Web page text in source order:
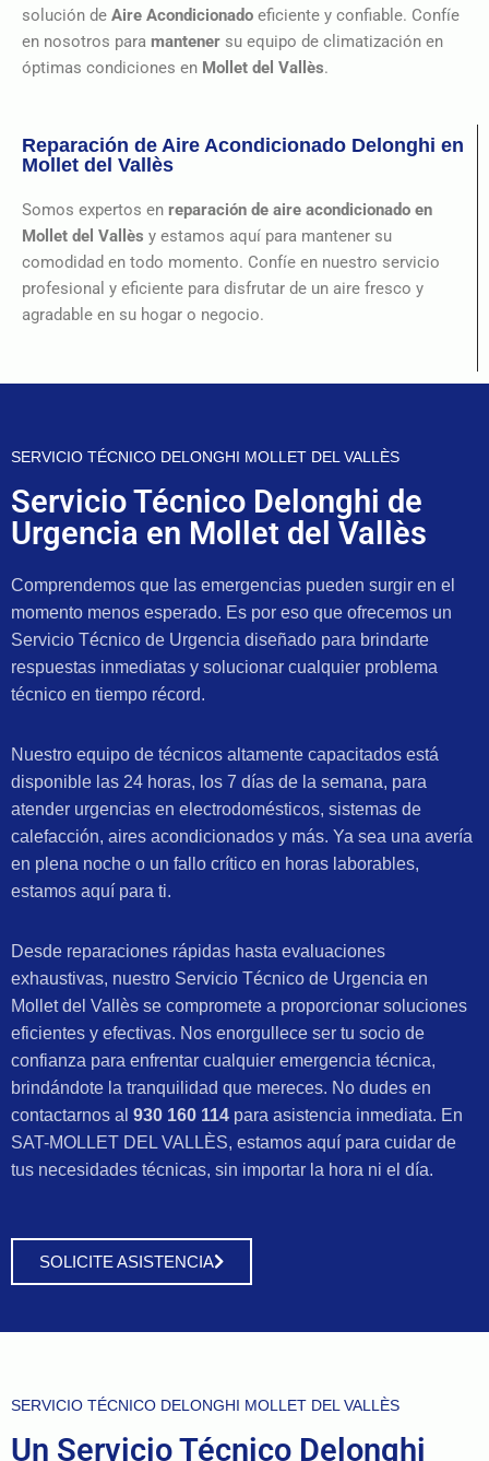
solución de Aire Acondicionado eficiente y confiable. Confíe
en nosotros para mantener su equipo de climatización en
óptimas condiciones en Mollet del Vallès.
Reparación de Aire Acondicionado Delonghi en
Mollet del Vallès
Somos expertos en reparación de aire acondicionado en
Mollet del Vallès y estamos aquí para mantener su
comodidad en todo momento. Confíe en nuestro servicio
profesional y eficiente para disfrutar de un aire fresco y
agradable en su hogar o negocio.
SERVICIO TÉCNICO DELONGHI MOLLET DEL VALLÈS
Servicio Técnico Delonghi de
Urgencia en Mollet del Vallès
Comprendemos que las emergencias pueden surgir en el
momento menos esperado. Es por eso que ofrecemos un
Servicio Técnico de Urgencia diseñado para brindarte
respuestas inmediatas y solucionar cualquier problema
técnico en tiempo récord.
Nuestro equipo de técnicos altamente capacitados está
disponible las 24 horas, los 7 días de la semana, para
atender urgencias en electrodomésticos, sistemas de
calefacción, aires acondicionados y más. Ya sea una avería
en plena noche o un fallo crítico en horas laborables,
estamos aquí para ti.
Desde reparaciones rápidas hasta evaluaciones
exhaustivas, nuestro Servicio Técnico de Urgencia en
Mollet del Vallès se compromete a proporcionar soluciones
eficientes y efectivas. Nos enorgullece ser tu socio de
confianza para enfrentar cualquier emergencia técnica,
brindándote la tranquilidad que mereces. No dudes en
contactarnos al 930 160 114 para asistencia inmediata. En
SAT-MOLLET DEL VALLÈS, estamos aquí para cuidar de
tus necesidades técnicas, sin importar la hora ni el día.
SOLICITE ASISTENCIA
SERVICIO TÉCNICO DELONGHI MOLLET DEL VALLÈS
Un Servicio Técnico Delonghi